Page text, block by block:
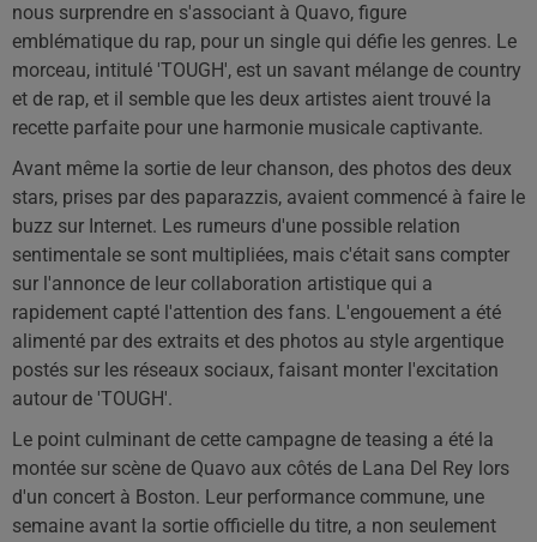
nous surprendre en s'associant à Quavo, figure
emblématique du rap, pour un single qui défie les genres. Le
morceau, intitulé 'TOUGH', est un savant mélange de country
et de rap, et il semble que les deux artistes aient trouvé la
recette parfaite pour une harmonie musicale captivante.
Avant même la sortie de leur chanson, des photos des deux
stars, prises par des paparazzis, avaient commencé à faire le
buzz sur Internet. Les rumeurs d'une possible relation
sentimentale se sont multipliées, mais c'était sans compter
sur l'annonce de leur collaboration artistique qui a
rapidement capté l'attention des fans. L'engouement a été
alimenté par des extraits et des photos au style argentique
postés sur les réseaux sociaux, faisant monter l'excitation
autour de 'TOUGH'.
Le point culminant de cette campagne de teasing a été la
montée sur scène de Quavo aux côtés de Lana Del Rey lors
d'un concert à Boston. Leur performance commune, une
semaine avant la sortie officielle du titre, a non seulement